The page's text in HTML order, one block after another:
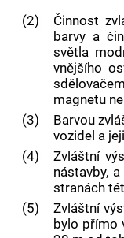
(2)
Činnost
barvy a
světla
vnějšího
magnetu
(3)
Barvou
vozidel a
(4)
Zvláštní
nástavby,
stranách
(5)
Zvláštní
bylo přímo